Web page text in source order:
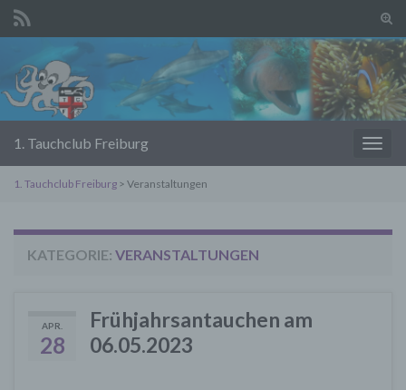
Search for:
1. Tauchclub Freiburg
1. Tauchclub Freiburg > Veranstaltungen
KATEGORIE: VERANSTALTUNGEN
APR.
28
Frühjahrsantauchen am
06.05.2023